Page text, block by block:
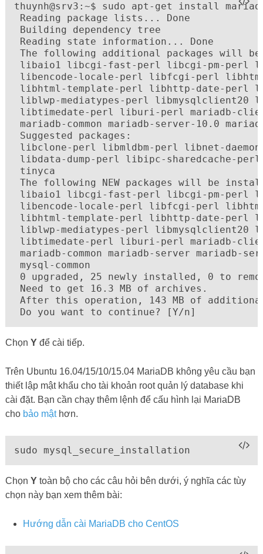
thuynh@srv3:~$ sudo apt-get install
Reading package lists... Done
Building dependency tree
Reading state information... Done
The following additional packages will
libaio1 libcgi-fast-perl libcgi-pm-perl
libencode-locale-perl libfcgi-perl
libhtml-template-perl libhttp-date-perl
liblwp-mediatypes-perl libmysqlclient20
libtimedate-perl liburi-perl mariadb-
mariadb-common mariadb-server-10.0
Suggested packages:
libclone-perl libmldbm-perl libnet-
libdata-dump-perl libipc-sharedcache-
tinyca
The following NEW packages will be
libaio1 libcgi-fast-perl libcgi-pm-perl
libencode-locale-perl libfcgi-perl
libhtml-template-perl libhttp-date-perl
liblwp-mediatypes-perl libmysqlclient20
libtimedate-perl liburi-perl mariadb-
mariadb-common mariadb-server mariadb-
mysql-common
0 upgraded, 25 newly installed, 0 to
Need to get 16.3 MB of archives.
After this operation, 143 MB of
Do you want to continue? [Y/n]
Chọn Yđể cài tiếp.
Trên Ubuntu 16.04/15/10/15.04 MariaDB không yêu cầu bạn
thiết lập mật khẩu cho tài khoản root quản lý database khi
cài đặt. Bạn cần chạy thêm lệnh để cấu hình lại MariaDB
cho bảo mậthơn.
sudo mysql_secure_installation
Chọn Ytoàn bộ cho các câu hỏi bên dưới, ý nghĩa các tùy
chọn này bạn xem thêm bài:
Hướng dẫn cài MariaDB cho CentOS